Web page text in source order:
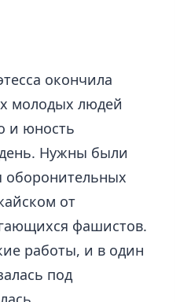
окончила
молодых людей
и юность
Нужны были
оборонительных
от
фашистов.
работы, и в один
под